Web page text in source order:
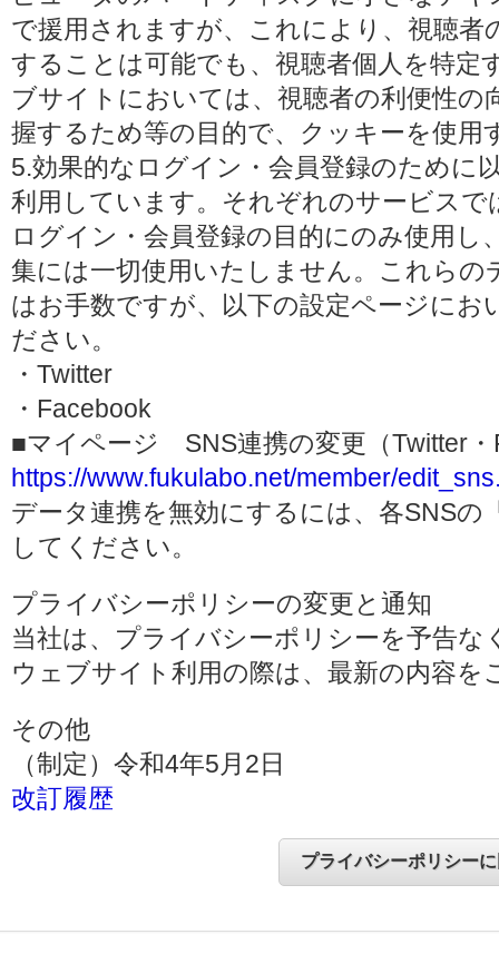
で援用されますが、これにより、視聴
することは可能でも、視聴者個人を特定
ブサイトにおいては、視聴者の利便性の
握するため等の目的で、クッキーを使用
5.効果的なログイン・会員登録のために
利用しています。それぞれのサービス
ログイン・会員登録の目的にのみ使用し
集には一切使用いたしません。これらの
はお手数ですが、以下の設定ページにお
ださい。
・Twitter
・Facebook
■マイページ SNS連携の変更（Twitter・
https://www.fukulabo.net/member/
データ連携を無効にするには、各SNS
してください。
プライバシーポリシーの変更と通知
当社は、プライバシーポリシーを予告
ウェブサイト利用の際は、最新の内容を
その他
（制定）令和4年5月2日
改訂履歴